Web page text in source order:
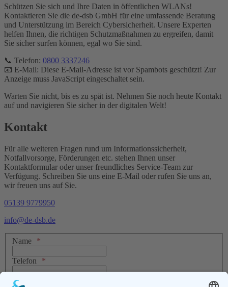
Schützen Sie sich und Ihre Daten in öffentlichen WLANs!
Kontaktieren Sie die de-dsb GmbH für eine umfassende Beratung
und Unterstützung im Bereich Cybersicherheit. Unsere Experten
helfen Ihnen, die richtigen Schutzmaßnahmen zu ergreifen, damit
Sie sicher surfen können, egal wo Sie sind.
📞 Telefon: 0800 3337246
📧 E-Mail: Diese E-Mail-Adresse ist vor Spambots geschützt! Zur
Anzeige muss JavaScript eingeschaltet sein.
Warten Sie nicht, bis es zu spät ist. Nehmen Sie noch heute Kontakt
auf und navigieren Sie sicher in der digitalen Welt!
Kontakt
Für alle weiteren Fragen rund um Informationssicherheit,
Notfallvorsorge, Förderungen etc. stehen Ihnen unser
Kontaktformular oder unser freundliches Service-Team zur
Verfügung. Schreiben Sie uns eine E-Mail oder rufen Sie uns an,
wir freuen uns auf Sie.
05139 9779950
info@de-dsb.de
Name
Telefon
E-Mail